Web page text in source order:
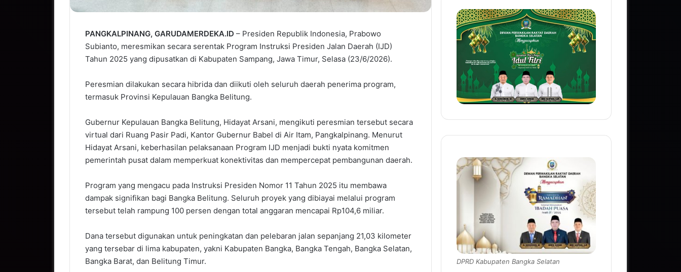
PANGKALPINANG, GARUDAMERDEKA.ID – Presiden Republik Indonesia, Prabowo
Subianto, meresmikan secara serentak Program Instruksi Presiden Jalan Daerah (IJD)
Tahun 2025 yang dipusatkan di Kabupaten Sampang, Jawa Timur, Selasa (23/6/2026).
Peresmian dilakukan secara hibrida dan diikuti oleh seluruh daerah penerima program,
termasuk Provinsi Kepulauan Bangka Belitung.
Gubernur Kepulauan Bangka Belitung, Hidayat Arsani, mengikuti peresmian tersebut secara
virtual dari Ruang Pasir Padi, Kantor Gubernur Babel di Air Itam, Pangkalpinang. Menurut
Hidayat Arsani, keberhasilan pelaksanaan Program IJD menjadi bukti nyata komitmen
pemerintah pusat dalam memperkuat konektivitas dan mempercepat pembangunan daerah.
Program yang mengacu pada Instruksi Presiden Nomor 11 Tahun 2025 itu membawa
dampak signifikan bagi Bangka Belitung. Seluruh proyek yang dibiayai melalui program
tersebut telah rampung 100 persen dengan total anggaran mencapai Rp104,6 miliar.
Dana tersebut digunakan untuk peningkatan dan pelebaran jalan sepanjang 21,03 kilometer
yang tersebar di lima kabupaten, yakni Kabupaten Bangka, Bangka Tengah, Bangka Selatan,
Bangka Barat, dan Belitung Timur.
DPRD Kabupaten Bangka Selatan